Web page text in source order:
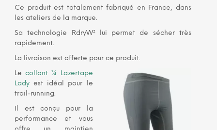
Ce produit est totalement fabriqué en France, dans
les ateliers de la marque.
Sa technologie RdryW² lui permet de sécher très
rapidement.
La livraison est offerte pour ce produit.
Lecollant ¾ Lazertape
Lady est idéal pour le
trail-running.
Il est conçu pour la
performance et vous